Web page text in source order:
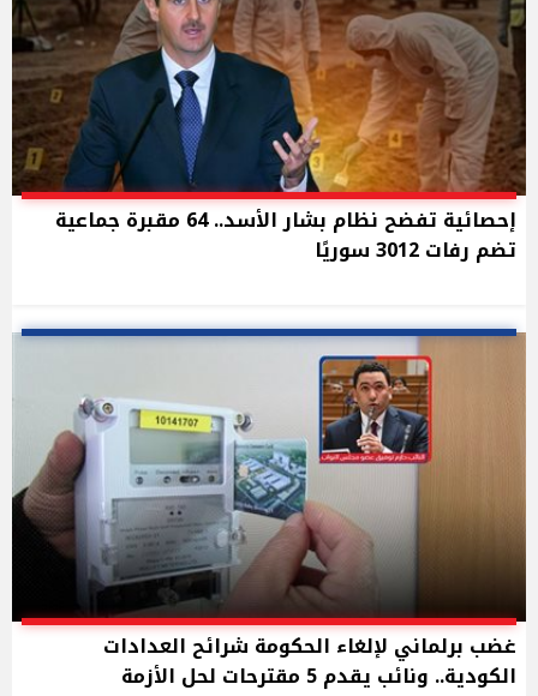
إحصائية تفضح نظام بشار الأسد.. 64 مقبرة جماعية
تضم رفات 3012 سوريًا
غضب برلماني لإلغاء الحكومة شرائح العدادات
الكودية.. ونائب يقدم 5 مقترحات لحل الأزمة